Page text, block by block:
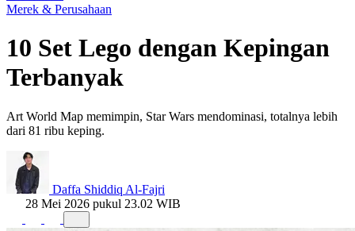
Merek & Perusahaan
10 Set Lego dengan Kepingan
Terbanyak
Art World Map memimpin, Star Wars mendominasi, totalnya lebih
dari 81 ribu keping.
Daffa Shiddiq Al-Fajri
28 Mei 2026 pukul 23.02 WIB